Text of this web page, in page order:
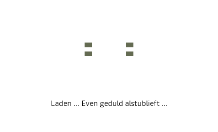
Laden ... Even geduld alstublieft ...